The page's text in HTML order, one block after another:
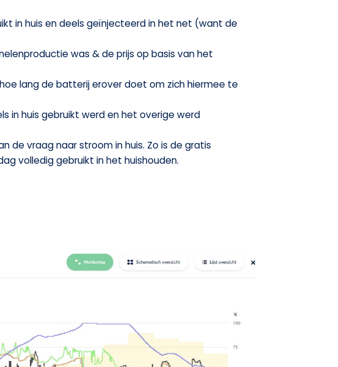
in huis en deels geïnjecteerd in het net (want de
was & de prijs op basis van het
lang de batterij erover doet om zich hiermee te
in huis gebruikt werd en het overige werd
de vraag naar stroom in huis. Zo is de gratis
volledig gebruikt in het huishouden.